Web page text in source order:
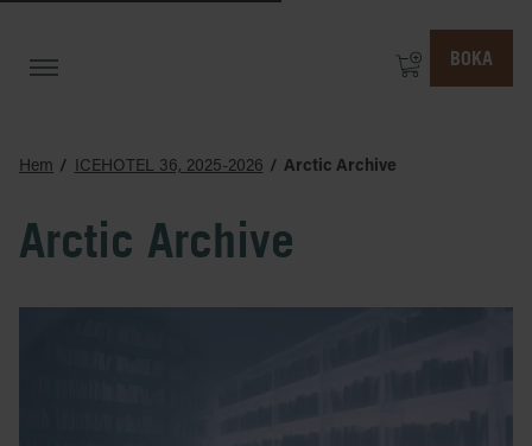
BOKA
Hem ICEHOTEL 36, 2025-2026 Arctic Archive
Arctic Archive